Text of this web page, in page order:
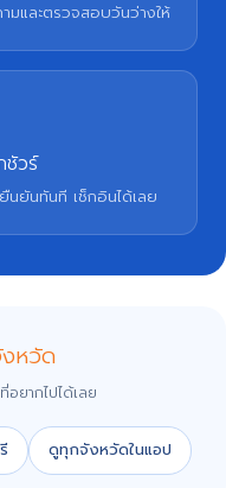
และตรวจสอบวันว่างให้
ชัวร์
นยันทันที เช็กอินได้เลย
หวัด
ยากไปได้เลย
ดูทุกจังหวัดในแอป